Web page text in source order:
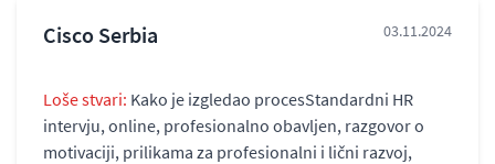
Cisco Serbia 03.11.2024
Loše stvari: Kako je izgledao procesStandardni HR
intervju, online, profesionalno obavljen, razgovor o
motivaciji, prilikama za profesionalni i lični razvoj,